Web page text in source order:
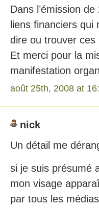
Dans l’émission
liens financiers qui
dire ou trouver ces
Et merci pour la
manifestation
août 25th, 2008 at
nick
Un détail me
si je suis présumé
mon visage
par tous les